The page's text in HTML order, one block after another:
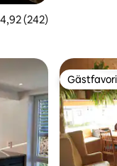
av 5 i genomsnittligt
4,92 (242)